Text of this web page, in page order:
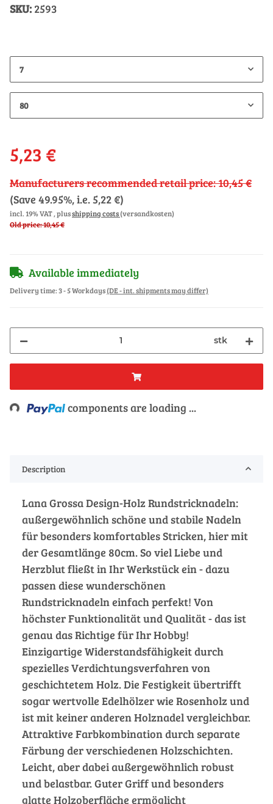
SKU: 2593
7
80
5,23 €
Manufacturers recommended retail price:10,45 €
(Save 49.95%, i.e.5,22 €)
incl. 19% VAT , plusshipping costs(versandkosten)
Old price: 10,45 €
Available immediately
Delivery time:3 - 5 Workdays(DE - int. shipments may differ)
stk
Loading... components are loading ...
Description
Lana Grossa Design-Holz Rundstricknadeln:
außergewöhnlich schöne und stabile Nadeln
für besonders komfortables Stricken, hier mit
der Gesamtlänge 80cm. So viel Liebe und
Herzblut fließt in Ihr Werkstück ein - dazu
passen diese wunderschönen
Rundstricknadeln einfach perfekt! Von
höchster Funktionalität und Qualität - das ist
genau das Richtige für Ihr Hobby!
Einzigartige Widerstandsfähigkeit durch
spezielles Verdichtungsverfahren von
geschichtetem Holz. Die Festigkeit übertrifft
sogar wertvolle Edelhölzer wie Rosenholz und
ist mit keiner anderen Holznadel vergleichbar.
Attraktive Farbkombination durch separate
Färbung der verschiedenen Holzschichten.
Leicht, aber dabei außergewöhnlich robust
und belastbar. Guter Griff und besonders
glatte Holzoberfläche ermöglicht